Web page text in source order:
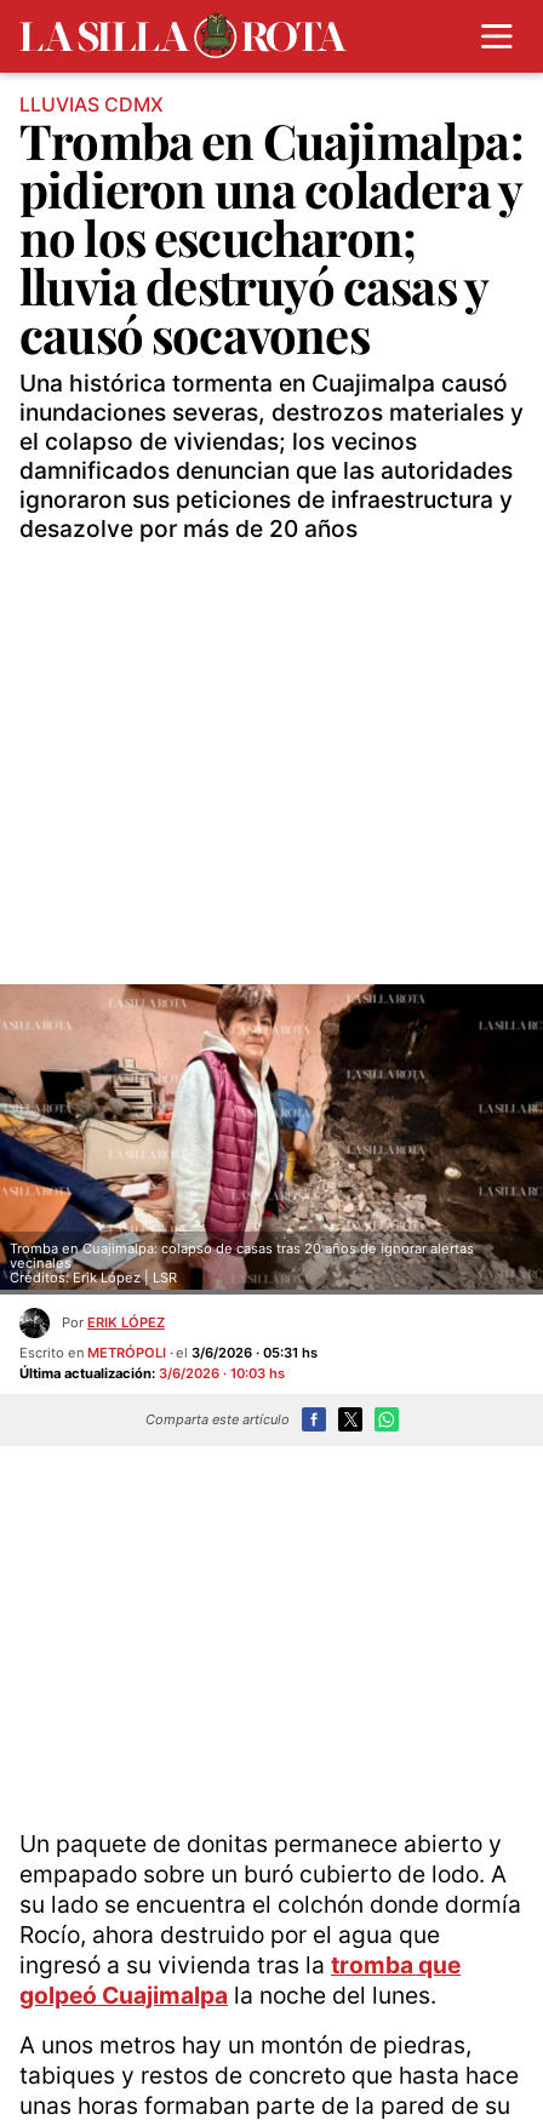
LLUVIAS CDMX
Tromba en Cuajimalpa:
pidieron una coladera y
no los escucharon;
lluvia destruyó casas y
causó socavones
Una histórica tormenta en Cuajimalpa causó
inundaciones severas, destrozos materiales y
el colapso de viviendas; los vecinos
damnificados denuncian que las autoridades
ignoraron sus peticiones de infraestructura y
desazolve por más de 20 años
Tromba en Cuajimalpa: colapso de casas tras 20 años de ignorar alertas
vecinales
Créditos: Erik López | LSR
Por ERIK LÓPEZ
Escrito en METRÓPOLI el 3/6/2026 · 05:31 hs
Última actualización: 3/6/2026 · 10:03 hs
Comparta este artículo
Un paquete de donitas permanece abierto y
empapado sobre un buró cubierto de lodo. A
su lado se encuentra el colchón donde dormía
Rocío, ahora destruido por el agua que
ingresó a su vivienda tras la tromba que
golpeó Cuajimalpa la noche del lunes.
A unos metros hay un montón de piedras,
tabiques y restos de concreto que hasta hace
unas horas formaban parte de la pared de su